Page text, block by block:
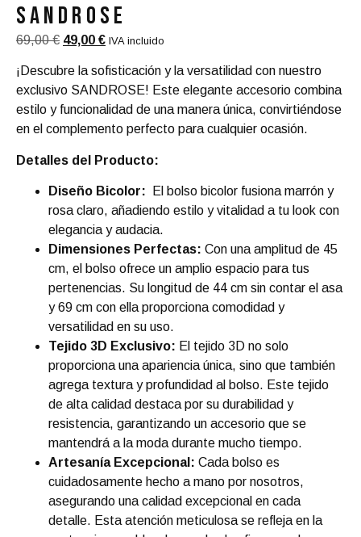
SANDROSE
69,00€ 49,00 € IVA incluido
¡Descubre la sofisticación y la versatilidad con nuestro
exclusivo SANDROSE! Este elegante accesorio combina
estilo y funcionalidad de una manera única, convirtiéndose
en el complemento perfecto para cualquier ocasión.
Detalles del Producto:
Diseño Bicolor:
El bolso bicolor fusiona marrón y
rosa claro, añadiendo estilo y vitalidad a tu look con
elegancia y audacia.
Dimensiones Perfectas: Con una amplitud de 45
cm, el bolso ofrece un amplio espacio para tus
pertenencias. Su longitud de 44 cm sin contar el asa
y 69 cm con ella proporciona comodidad y
versatilidad en su uso.
Tejido 3D Exclusivo: El tejido 3D no solo
proporciona una apariencia única, sino que también
agrega textura y profundidad al bolso. Este tejido
de alta calidad destaca por su durabilidad y
resistencia, garantizando un accesorio que se
mantendrá a la moda durante mucho tiempo.
Artesanía Excepcional: Cada bolso es
cuidadosamente hecho a mano por nosotros,
asegurando una calidad excepcional en cada
detalle. Esta atención meticulosa se refleja en la